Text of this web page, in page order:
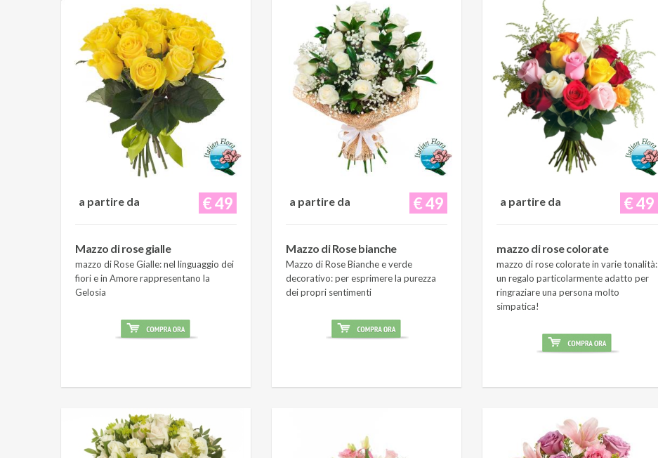
€ 49
a partire da
Mazzo di rose gialle
mazzo di Rose Gialle: nel linguaggio dei
fiori e in Amore rappresentano la
Gelosia
€ 49
a partire da
Mazzo di Rose bianche
Mazzo di Rose Bianche e verde
decorativo: per esprimere la purezza
dei propri sentimenti
€ 49
a partire da
mazzo di rose colorate
mazzo di rose colorate in varie tonalità:
un regalo particolarmente adatto per
ringraziare una persona molto
simpatica!